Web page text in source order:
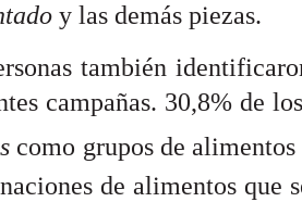
y las demás piezas.
también
campañas. 30,8% de
como grupos de
de alimentos que